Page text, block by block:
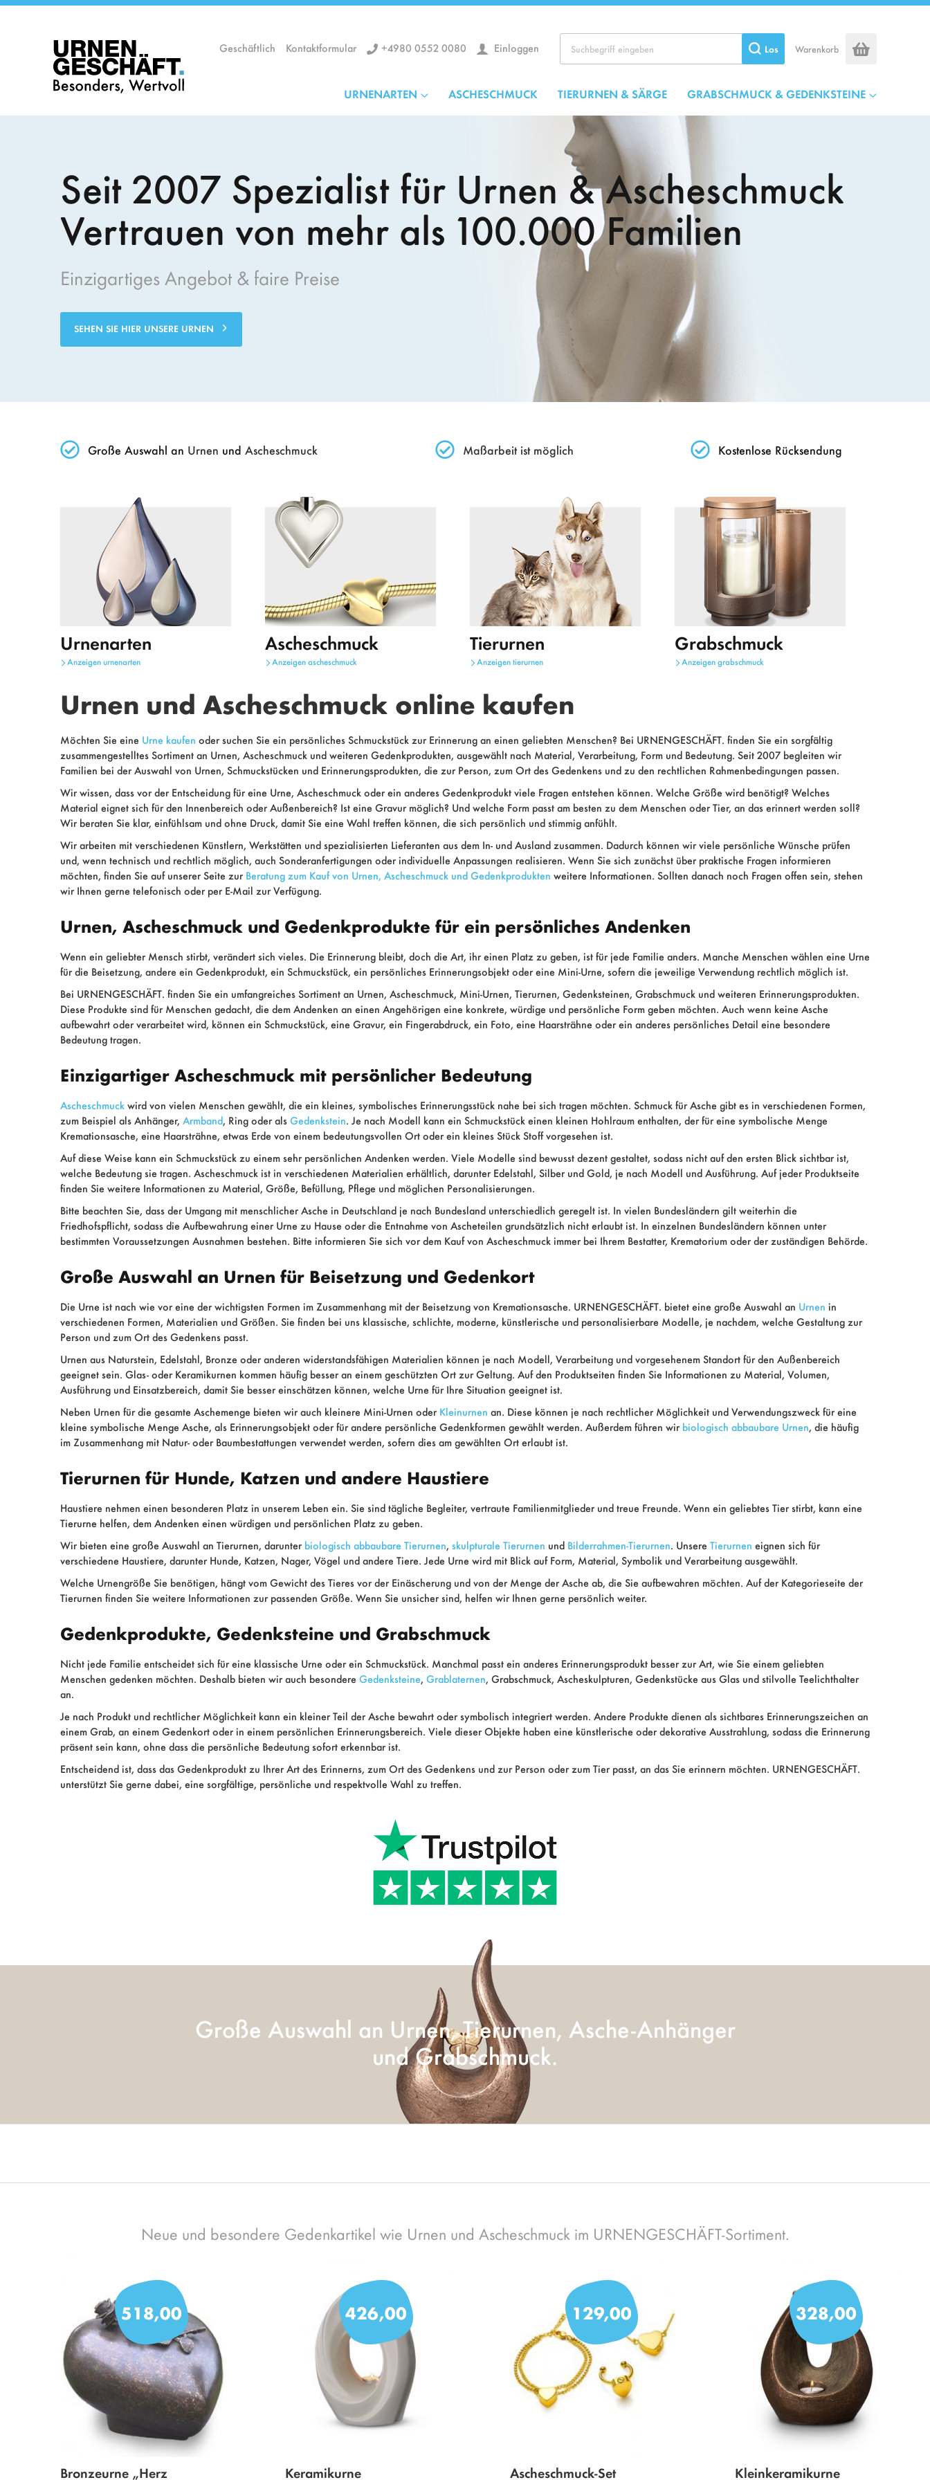
springen
Warenkorb
Geschäftlich Kontaktformular +4980 0552 0080 Einloggen Los
URNENARTEN ASCHESCHMUCK TIERURNEN & SÄRGE GRABSCHMUCK & GEDENKSTEINE
Seit 2007 Spezialist für Urnen & Ascheschmuck
Vertrauen von mehr als 100.000 Familien
Einzigartiges Angebot & faire Preise
SEHEN SIE HIER UNSERE URNEN
Große Auswahl an Urnen und Ascheschmuck Maßarbeit ist möglich Kostenlose Rücksendung
Urnenarten
Anzeigenurnenarten
Ascheschmuck
Anzeigenascheschmuck
Tierurnen
Anzeigentierurnen
Grabschmuck
Anzeigengrabschmuck
Urnen und Ascheschmuck online kaufen
Möchten Sie eine Urne kaufen oder suchen Sie ein persönliches Schmuckstück zur Erinnerung an einen geliebten Menschen? Bei URNENGESCHÄFT. finden Sie ein sorgfältig
zusammengestelltes Sortiment an Urnen, Ascheschmuck und weiteren Gedenkprodukten, ausgewählt nach Material, Verarbeitung, Form und Bedeutung. Seit 2007 begleiten wir
Familien bei der Auswahl von Urnen, Schmuckstücken und Erinnerungsprodukten, die zur Person, zum Ort des Gedenkens und zu den rechtlichen Rahmenbedingungen passen.
Wir wissen, dass vor der Entscheidung für eine Urne, Ascheschmuck oder ein anderes Gedenkprodukt viele Fragen entstehen können. Welche Größe wird benötigt? Welches
Material eignet sich für den Innenbereich oder Außenbereich? Ist eine Gravur möglich? Und welche Form passt am besten zu dem Menschen oder Tier, an das erinnert werden soll?
Wir beraten Sie klar, einfühlsam und ohne Druck, damit Sie eine Wahl treffen können, die sich persönlich und stimmig anfühlt.
Wir arbeiten mit verschiedenen Künstlern, Werkstätten und spezialisierten Lieferanten aus dem In- und Ausland zusammen. Dadurch können wir viele persönliche Wünsche prüfen
und, wenn technisch und rechtlich möglich, auch Sonderanfertigungen oder individuelle Anpassungen realisieren. Wenn Sie sich zunächst über praktische Fragen informieren
möchten, finden Sie auf unserer Seite zurBeratung zum Kauf von Urnen, Ascheschmuck und Gedenkprodukten weitere Informationen. Sollten danach noch Fragen offen sein, stehen
wir Ihnen gerne telefonisch oder per E-Mail zur Verfügung.
Urnen, Ascheschmuck und Gedenkprodukte für ein persönliches Andenken
Wenn ein geliebter Mensch stirbt, verändert sich vieles. Die Erinnerung bleibt, doch die Art, ihr einen Platz zu geben, ist für jede Familie anders. Manche Menschen wählen eine Urne
für die Beisetzung, andere ein Gedenkprodukt, ein Schmuckstück, ein persönliches Erinnerungsobjekt oder eine Mini-Urne, sofern die jeweilige Verwendung rechtlich möglich ist.
Bei URNENGESCHÄFT. finden Sie ein umfangreiches Sortiment an Urnen, Ascheschmuck, Mini-Urnen, Tierurnen, Gedenksteinen, Grabschmuck und weiteren Erinnerungsprodukten.
Diese Produkte sind für Menschen gedacht, die dem Andenken an einen Angehörigen eine konkrete, würdige und persönliche Form geben möchten. Auch wenn keine Asche
aufbewahrt oder verarbeitet wird, können ein Schmuckstück, eine Gravur, ein Fingerabdruck, ein Foto, eine Haarsträhne oder ein anderes persönliches Detail eine besondere
Bedeutung tragen.
Einzigartiger Ascheschmuck mit persönlicher Bedeutung
Ascheschmuckwird von vielen Menschen gewählt, die ein kleines, symbolisches Erinnerungsstück nahe bei sich tragen möchten. Schmuck für Asche gibt es in verschiedenen Formen,
zum Beispiel als Anhänger, Armband, Ring oder alsGedenkstein. Je nach Modell kann ein Schmuckstück einen kleinen Hohlraum enthalten, der für eine symbolische Menge
Kremationsasche, eine Haarsträhne, etwas Erde von einem bedeutungsvollen Ort oder ein kleines Stück Stoff vorgesehen ist.
Auf diese Weise kann ein Schmuckstück zu einem sehr persönlichen Andenken werden. Viele Modelle sind bewusst dezent gestaltet, sodass nicht auf den ersten Blick sichtbar ist,
welche Bedeutung sie tragen. Ascheschmuck ist in verschiedenen Materialien erhältlich, darunter Edelstahl, Silber und Gold, je nach Modell und Ausführung. Auf jeder Produktseite
finden Sie weitere Informationen zu Material, Größe, Befüllung, Pflege und möglichen Personalisierungen.
Bitte beachten Sie, dass der Umgang mit menschlicher Asche in Deutschland je nach Bundesland unterschiedlich geregelt ist. In vielen Bundesländern gilt weiterhin die
Friedhofspflicht, sodass die Aufbewahrung einer Urne zu Hause oder die Entnahme von Ascheteilen grundsätzlich nicht erlaubt ist. In einzelnen Bundesländern können unter
bestimmten Voraussetzungen Ausnahmen bestehen. Bitte informieren Sie sich vor dem Kauf von Ascheschmuck immer bei Ihrem Bestatter, Krematorium oder der zuständigen Behörde.
Große Auswahl an Urnen für Beisetzung und Gedenkort
Die Urne ist nach wie vor eine der wichtigsten Formen im Zusammenhang mit der Beisetzung von Kremationsasche. URNENGESCHÄFT. bietet eine große Auswahl an Urnen in
verschiedenen Formen, Materialien und Größen. Sie finden bei uns klassische, schlichte, moderne, künstlerische und personalisierbare Modelle, je nachdem, welche Gestaltung zur
Person und zum Ort des Gedenkens passt.
Urnen aus Naturstein, Edelstahl, Bronze oder anderen widerstandsfähigen Materialien können je nach Modell, Verarbeitung und vorgesehenem Standort für den Außenbereich
geeignet sein. Glas- oder Keramikurnen kommen häufig besser an einem geschützten Ort zur Geltung. Auf den Produktseiten finden Sie Informationen zu Material, Volumen,
Ausführung und Einsatzbereich, damit Sie besser einschätzen können, welche Urne für Ihre Situation geeignet ist.
Neben Urnen für die gesamte Aschemenge bieten wir auch kleinere Mini-Urnen oderKleinurnen an. Diese können je nach rechtlicher Möglichkeit und Verwendungszweck für eine
kleine symbolische Menge Asche, als Erinnerungsobjekt oder für andere persönliche Gedenkformen gewählt werden. Außerdem führen wirbiologisch abbaubare Urnen, die häufig
im Zusammenhang mit Natur- oder Baumbestattungen verwendet werden, sofern dies am gewählten Ort erlaubt ist.
Tierurnen für Hunde, Katzen und andere Haustiere
Haustiere nehmen einen besonderen Platz in unserem Leben ein. Sie sind tägliche Begleiter, vertraute Familienmitglieder und treue Freunde. Wenn ein geliebtes Tier stirbt, kann eine
Tierurne helfen, dem Andenken einen würdigen und persönlichen Platz zu geben.
Wir bieten eine große Auswahl an Tierurnen, darunterbiologisch abbaubare Tierurnen, skulpturale Tierurnen und Bilderrahmen-Tierurnen. Unsere Tierurnen eignen sich für
verschiedene Haustiere, darunter Hunde, Katzen, Nager, Vögel und andere Tiere. Jede Urne wird mit Blick auf Form, Material, Symbolik und Verarbeitung ausgewählt.
Welche Urnengröße Sie benötigen, hängt vom Gewicht des Tieres vor der Einäscherung und von der Menge der Asche ab, die Sie aufbewahren möchten. Auf der Kategorieseite der
Tierurnen finden Sie weitere Informationen zur passenden Größe. Wenn Sie unsicher sind, helfen wir Ihnen gerne persönlich weiter.
Gedenkprodukte, Gedenksteine und Grabschmuck
Nicht jede Familie entscheidet sich für eine klassische Urne oder ein Schmuckstück. Manchmal passt ein anderes Erinnerungsprodukt besser zur Art, wie Sie einem geliebten
Menschen gedenken möchten. Deshalb bieten wir auch besondere Gedenksteine, Grablaternen, Grabschmuck, Ascheskulpturen, Gedenkstücke aus Glas und stilvolle Teelichthalter
an.
Je nach Produkt und rechtlicher Möglichkeit kann ein kleiner Teil der Asche bewahrt oder symbolisch integriert werden. Andere Produkte dienen als sichtbares Erinnerungszeichen an
einem Grab, an einem Gedenkort oder in einem persönlichen Erinnerungsbereich. Viele dieser Objekte haben eine künstlerische oder dekorative Ausstrahlung, sodass die Erinnerung
präsent sein kann, ohne dass die persönliche Bedeutung sofort erkennbar ist.
Entscheidend ist, dass das Gedenkprodukt zu Ihrer Art des Erinnerns, zum Ort des Gedenkens und zur Person oder zum Tier passt, an das Sie erinnern möchten. URNENGESCHÄFT.
unterstützt Sie gerne dabei, eine sorgfältige, persönliche und respektvolle Wahl zu treffen.
Große Auswahl an Urnen, Tierurnen, Asche-Anhänger
und Grabschmuck.
Neue und besondere Gedenkartikel wie Urnen und Ascheschmuck im URNENGESCHÄFT-Sortiment.
Bronzeurne „Herz
518,00
Keramikurne
426,00
Ascheschmuck-Set
129,00
Kleinkeramikurne
328,00